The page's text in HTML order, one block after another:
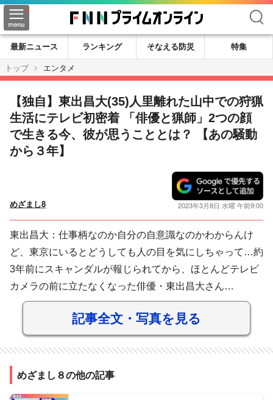
検索
最新ニュース ランキング そなえる防災
特集
トップ
エンタメ
【独自】東出昌大(35)人里離れた山中での狩猟
生活にテレビ初密着 「俳優と猟師」2つの顔
で生きる今、彼が思うこととは？ 【あの騒動
から３年】
めざまし8 2023年3月8日 水曜 午前9:00
東出昌大：仕事柄なのか自分の自意識なのかわからんけ
ど、東京にいるとどうしても人の目を気にしちゃって…約
3年前にスキャンダルが報じられてから、ほとんどテレビ
カメラの前に立たなくなった俳優・東出昌大さん…
記事全文・写真を見る
めざまし８の他の記事